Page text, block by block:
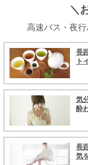
＼
高速バス・夜
長
ト
気
酔
長
気